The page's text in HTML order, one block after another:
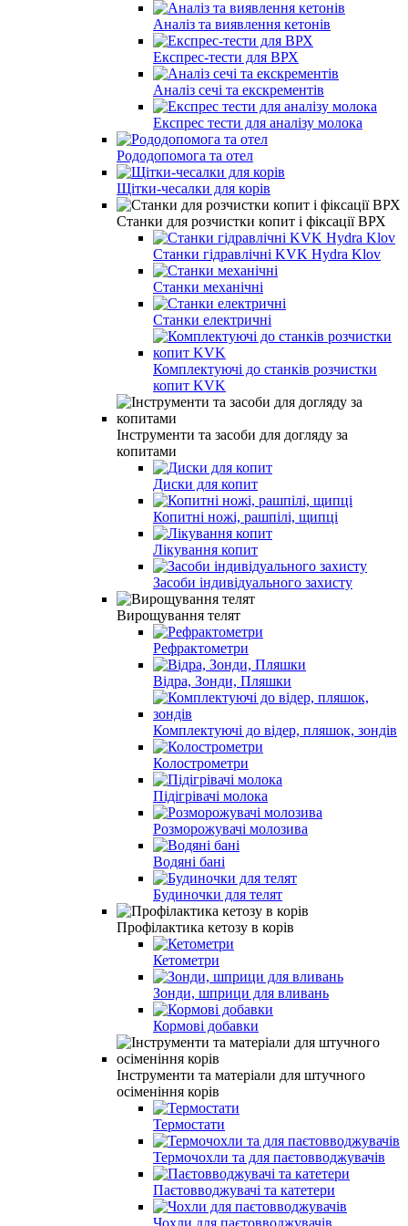
Аналіз та виявлення кетонів
Експрес-тести для ВРХ
Аналіз сечі та екскрементів
Експрес тести для аналізу молока
Рододопомога та отел
Щітки-чесалки для корів
Станки для розчистки копит і фіксації ВРХ
Станки гідравлічні KVK Hydra Klov
Станки механічні
Станки електричні
Комплектуючі до станків розчистки
копит KVK
Інструменти та засоби для догляду за
копитами
Диски для копит
Копитні ножі, рашпілі, щипці
Лікування копит
Засоби індивідуального захисту
Вирощування телят
Рефрактометри
Відра, Зонди, Пляшки
Комплектуючі до відер, пляшок, зондів
Колострометри
Підігрівачі молока
Розморожувачі молозива
Водяні бані
Будиночки для телят
Профілактика кетозу в корів
Кетометри
Зонди, шприци для вливань
Кормові добавки
Інструменти та матеріали для штучного
осіменіння корів
Термостати
Термочохли та для паєтовводжувачів
Паєтовводжувачі та катетери
Чохли для паєтовводжувачів